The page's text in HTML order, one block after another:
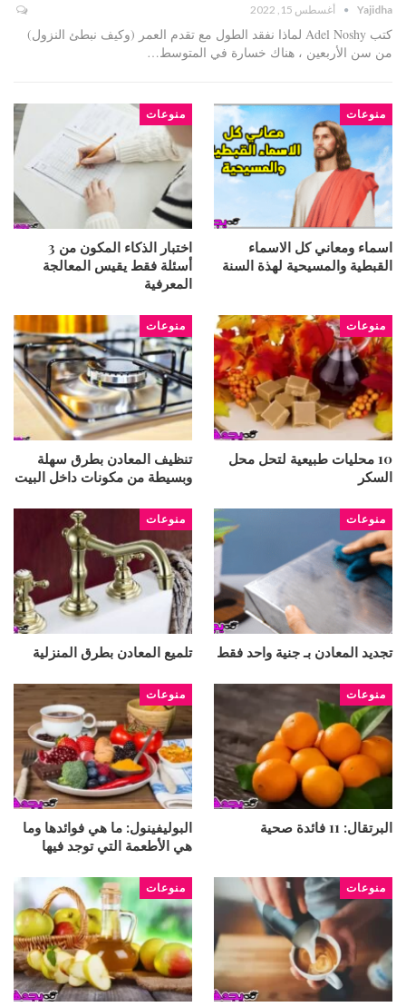
Yajidha أغسطس 15, 2022
كتب Adel Noshy لماذا نفقد الطول مع تقدم العمر (وكيف نبطئ النزول)
من سن الأربعين ، هناك خسارة في المتوسط…
منوعات
اسماء ومعاني كل الاسماء
القبطية والمسيحية لهذة السنة
منوعات
اختبار الذكاء المكون من 3
أسئلة فقط يقيس المعالجة
المعرفية
منوعات
10 محليات طبيعية لتحل محل
السكر
منوعات
تنظيف المعادن بطرق سهلة
وبسيطة من مكونات داخل البيت
منوعات
تجديد المعادن بـ جنية واحد فقط
منوعات
تلميع المعادن بطرق المنزلية
منوعات
البرتقال: 11 فائدة صحية
منوعات
البوليفينول: ما هي فوائدها وما
هي الأطعمة التي توجد فيها
منوعات منوعات